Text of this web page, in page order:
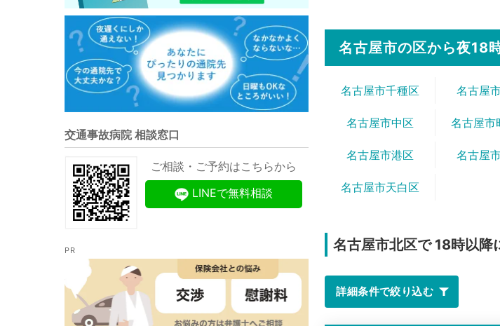
交通事故病院 相談窓口
ご相談・ご予約はこちらから
LINEで無料相談
名古屋市の区から夜18
名古屋市千種区 名古屋
名古屋市中区 名古屋市
名古屋市港区 名古屋
名古屋市天白区
名古屋市北区で 18時以降
詳細条件で絞り込む